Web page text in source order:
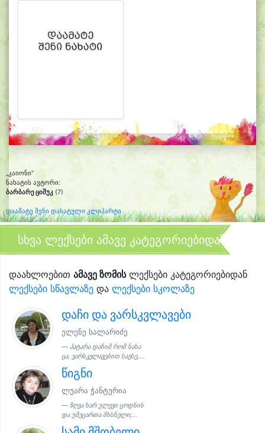
„კაიონი“
ნახატის ავტორი:
ბარბარე ციშუკ (7)
დაამატე შენი დახატული კლიპარტი
სხვა ლექსები ამავე კატეგორიებიდან
დაახლოებით ამავე ზომისლექსები კატეგორიებიდან
ლექსები სწავლაზე და ლექსები სკოლაზე
დაჩი და ვარსკვლავები
ელენე სალარიძე
პატარა დაჩიმ რომ ნახა
ცა, ვარსკვლავებით სავსე,...
წიგნი
ლუარა ჭანტურია
ზღვა ხარ ულევი ცოდნის
და უმეცართა მხსნელი;...